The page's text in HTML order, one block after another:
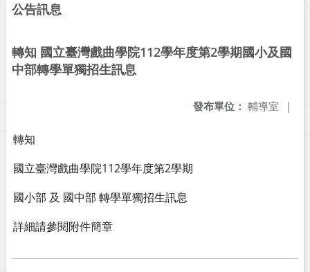
公告訊息
轉知 國立臺灣戲曲學院112學年度第2學期國小及國
中部轉學單獨招生訊息
發布單位： 輔導室 |
轉知
國立臺灣戲曲學院112學年度第2學期
國小部 及 國中部 轉學單獨招生訊息
詳細請參閱附件簡章